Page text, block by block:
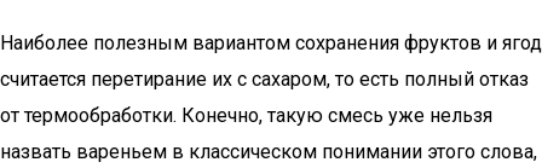
Наиболее полезным вариантом сохранения фруктов и ягод
считается перетирание их с сахаром, то есть полный отказ
от термообработки. Конечно, такую смесь уже нельзя
назвать вареньем в классическом понимании этого слова,